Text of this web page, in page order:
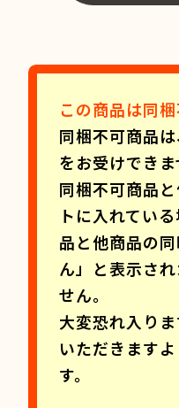
この商品は同梱
同梱不可商品
をお受けできま
同梱不可商品
トに入れてい
品と他商品の
ん」と表示さ
せん。
大変恐れ入り
いただきます
す。